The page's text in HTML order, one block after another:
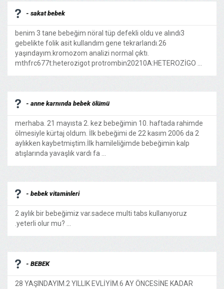
- sakat bebek
benim 3 tane bebeğim nöral tüp defekli oldu ve alındı3
gebelikte folik asit kullandım gene tekrarlandı.26
yaşındayım.kromozom analizi normal çıktı.
mthfrc677t:heterozigot protrombin20210A:HETEROZİGO ...
- anne karnında bebek ölümü
merhaba. 21 mayısta 2. kez bebeğimin 10. haftada rahimde
ölmesiyle kürtaj oldum. İlk bebeğimi de 22 kasım 2006 da 2
aylıkken kaybetmiştim.İlk hamileliğimde bebeğimin kalp
atışlarında yavaşlık vardı fa ...
- bebek vitaminleri
2 aylık bir bebeğimiz var.sadece multi tabs kullanıyoruz
.yeterli olur mu? ...
- BEBEK
28 YAŞINDAYIM.2 YILLIK EVLİYİM.6 AY ÖNCESİNE KADAR